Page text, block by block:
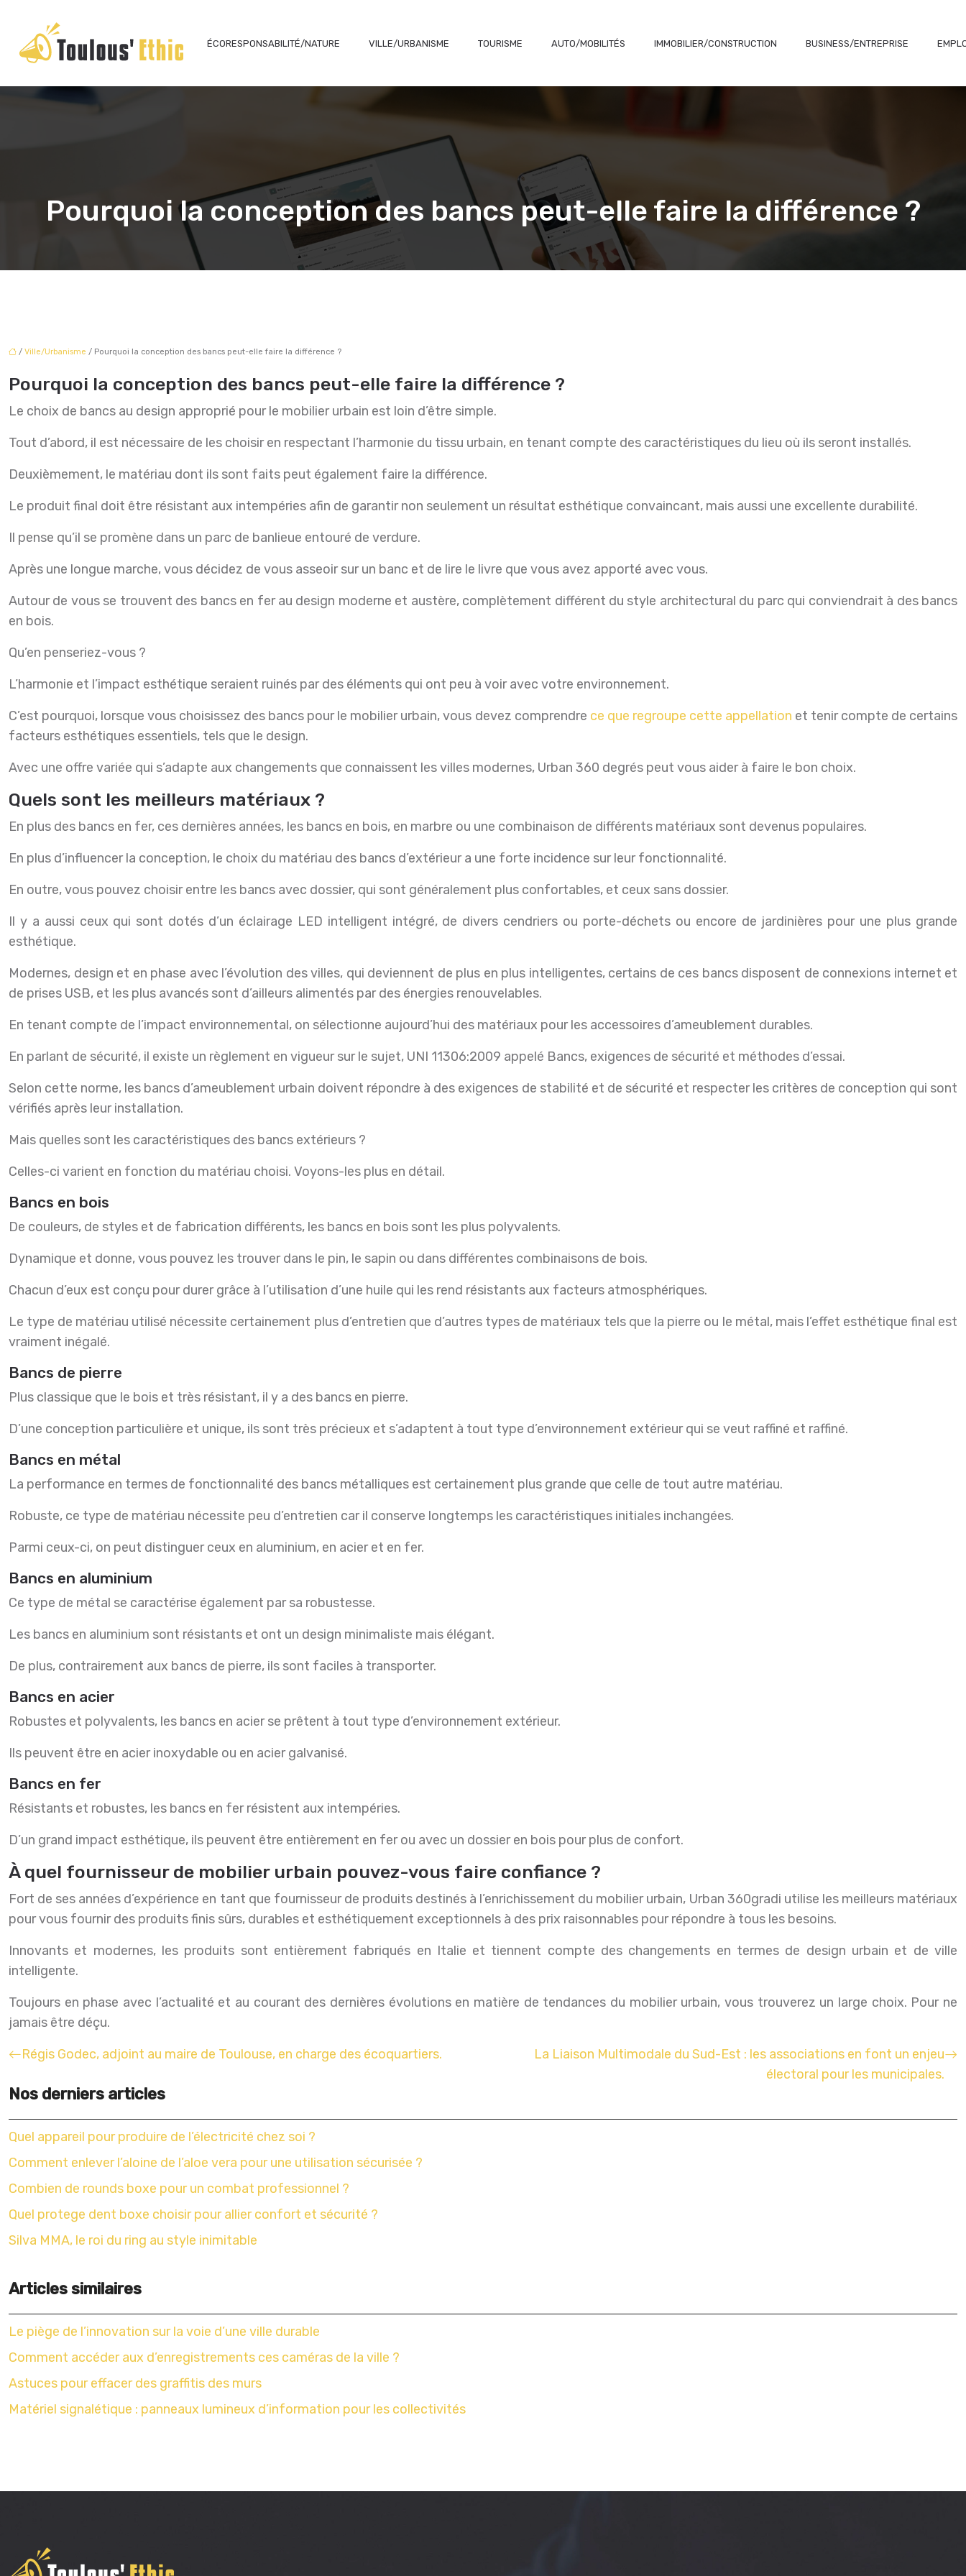
ÉCORESPONSABILITÉ/NATURE VILLE/URBANISME TOURISME AUTO/MOBILITÉS IMMOBILIER/CONSTRUCTION BUSINESS/ENTREPRISE
Pourquoi la conception des bancs peut-elle faire la différence ?
/ Ville/Urbanisme / Pourquoi la conception des bancs peut-elle faire la différence ?
Pourquoi la conception des bancs peut-elle faire la différence ?
Le choix de bancs au design approprié pour le mobilier urbain est loin d’être simple.
Tout d’abord, il est nécessaire de les choisir en respectant l’harmonie du tissu urbain, en tenant compte des caractéristiques du lieu où ils seront installés.
Deuxièmement, le matériau dont ils sont faits peut également faire la différence.
Le produit final doit être résistant aux intempéries afin de garantir non seulement un résultat esthétique convaincant, mais aussi une excellente durabilité.
Il pense qu’il se promène dans un parc de banlieue entouré de verdure.
Après une longue marche, vous décidez de vous asseoir sur un banc et de lire le livre que vous avez apporté avec vous.
Autour de vous se trouvent des bancs en fer au design moderne et austère, complètement différent du style architectural du parc qui conviendrait à des bancs
en bois.
Qu’en penseriez-vous ?
L’harmonie et l’impact esthétique seraient ruinés par des éléments qui ont peu à voir avec votre environnement.
C’est pourquoi, lorsque vous choisissez des bancs pour le mobilier urbain, vous devez comprendre ce que regroupe cette appellation et tenir compte de certains
facteurs esthétiques essentiels, tels que le design.
Avec une offre variée qui s’adapte aux changements que connaissent les villes modernes, Urban 360 degrés peut vous aider à faire le bon choix.
Quels sont les meilleurs matériaux ?
En plus des bancs en fer, ces dernières années, les bancs en bois, en marbre ou une combinaison de différents matériaux sont devenus populaires.
En plus d’influencer la conception, le choix du matériau des bancs d’extérieur a une forte incidence sur leur fonctionnalité.
En outre, vous pouvez choisir entre les bancs avec dossier, qui sont généralement plus confortables, et ceux sans dossier.
Il y a aussi ceux qui sont dotés d’un éclairage LED intelligent intégré, de divers cendriers ou porte-déchets ou encore de jardinières pour une plus grande
esthétique.
Modernes, design et en phase avec l’évolution des villes, qui deviennent de plus en plus intelligentes, certains de ces bancs disposent de connexions internet et
de prises USB, et les plus avancés sont d’ailleurs alimentés par des énergies renouvelables.
En tenant compte de l’impact environnemental, on sélectionne aujourd’hui des matériaux pour les accessoires d’ameublement durables.
En parlant de sécurité, il existe un règlement en vigueur sur le sujet, UNI 11306:2009 appelé Bancs, exigences de sécurité et méthodes d’essai.
Selon cette norme, les bancs d’ameublement urbain doivent répondre à des exigences de stabilité et de sécurité et respecter les critères de conception qui sont
vérifiés après leur installation.
Mais quelles sont les caractéristiques des bancs extérieurs ?
Celles-ci varient en fonction du matériau choisi. Voyons-les plus en détail.
Bancs en bois
De couleurs, de styles et de fabrication différents, les bancs en bois sont les plus polyvalents.
Dynamique et donne, vous pouvez les trouver dans le pin, le sapin ou dans différentes combinaisons de bois.
Chacun d’eux est conçu pour durer grâce à l’utilisation d’une huile qui les rend résistants aux facteurs atmosphériques.
Le type de matériau utilisé nécessite certainement plus d’entretien que d’autres types de matériaux tels que la pierre ou le métal, mais l’effet esthétique final est
vraiment inégalé.
Bancs de pierre
Plus classique que le bois et très résistant, il y a des bancs en pierre.
D’une conception particulière et unique, ils sont très précieux et s’adaptent à tout type d’environnement extérieur qui se veut raffiné et raffiné.
Bancs en métal
La performance en termes de fonctionnalité des bancs métalliques est certainement plus grande que celle de tout autre matériau.
Robuste, ce type de matériau nécessite peu d’entretien car il conserve longtemps les caractéristiques initiales inchangées.
Parmi ceux-ci, on peut distinguer ceux en aluminium, en acier et en fer.
Bancs en aluminium
Ce type de métal se caractérise également par sa robustesse.
Les bancs en aluminium sont résistants et ont un design minimaliste mais élégant.
De plus, contrairement aux bancs de pierre, ils sont faciles à transporter.
Bancs en acier
Robustes et polyvalents, les bancs en acier se prêtent à tout type d’environnement extérieur.
Ils peuvent être en acier inoxydable ou en acier galvanisé.
Bancs en fer
Résistants et robustes, les bancs en fer résistent aux intempéries.
D’un grand impact esthétique, ils peuvent être entièrement en fer ou avec un dossier en bois pour plus de confort.
À quel fournisseur de mobilier urbain pouvez-vous faire confiance ?
Fort de ses années d’expérience en tant que fournisseur de produits destinés à l’enrichissement du mobilier urbain, Urban 360gradi utilise les meilleurs matériaux
pour vous fournir des produits finis sûrs, durables et esthétiquement exceptionnels à des prix raisonnables pour répondre à tous les besoins.
Innovants et modernes, les produits sont entièrement fabriqués en Italie et tiennent compte des changements en termes de design urbain et de ville
intelligente.
Toujours en phase avec l’actualité et au courant des dernières évolutions en matière de tendances du mobilier urbain, vous trouverez un large choix. Pour ne
jamais être déçu.
Régis Godec, adjoint au maire de Toulouse, en charge des écoquartiers.
La Liaison Multimodale du Sud-Est : les associations en font un enjeu
électoral pour les municipales.
Nos derniers articles
Quel appareil pour produire de l’électricité chez soi ?
Comment enlever l’aloine de l’aloe vera pour une utilisation sécurisée ?
Combien de rounds boxe pour un combat professionnel ?
Quel protege dent boxe choisir pour allier confort et sécurité ?
Silva MMA, le roi du ring au style inimitable
Articles similaires
Le piège de l’innovation sur la voie d’une ville durable
Comment accéder aux d’enregistrements ces caméras de la ville ?
Astuces pour effacer des graffitis des murs
Matériel signalétique : panneaux lumineux d’information pour les collectivités